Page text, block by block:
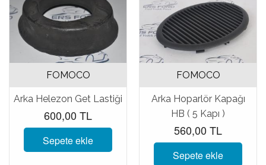
FOMOCO
Arka Helezon Get Lastiği
600,00 TL
Sepete ekle
FOMOCO
Arka Hoparlör Kapağı
HB ( 5 Kapı )
560,00 TL
Sepete ekle